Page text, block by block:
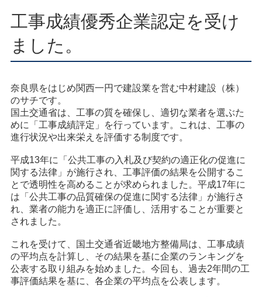
工事成績優秀企業認定を受け
ました。
奈良県をはじめ関西一円で建設業を営む中村建設（株）
のサチです。
国土交通省は、工事の質を確保し、適切な業者を選ぶた
めに「工事成績評定」を行っています。これは、工事の
進行状況や出来栄えを評価する制度です。
平成13年に「公共工事の入札及び契約の適正化の促進に
関する法律」が施行され、工事評価の結果を公開するこ
とで透明性を高めることが求められました。平成17年に
は「公共工事の品質確保の促進に関する法律」が施行さ
れ、業者の能力を適正に評価し、活用することが重要と
されました。
これを受けて、国土交通省近畿地方整備局は、工事成績
の平均点を計算し、その結果を基に企業のランキングを
公表する取り組みを始めました。今回も、過去2年間の工
事評価結果を基に、各企業の平均点を公表します。